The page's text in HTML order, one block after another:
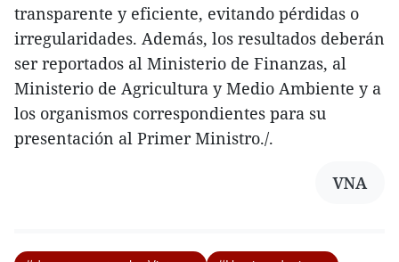
transparente y eficiente, evitando pérdidas o
irregularidades. Además, los resultados deberán
ser reportados al Ministerio de Finanzas, al
Ministerio de Agricultura y Medio Ambiente y a
los organismos correspondientes para su
presentación al Primer Ministro./.
VNA